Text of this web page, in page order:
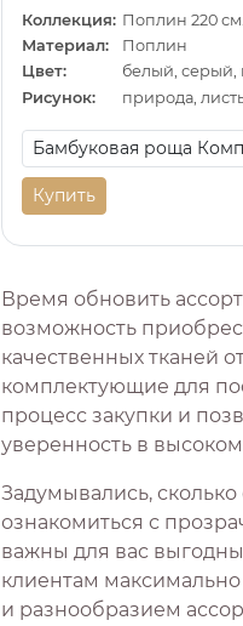
Коллекция: Поплин 220 см.
Материал:
Поплин
Цвет:
белый, серый,
Рисунок:
природа,
Купить
Время обновить
возможность
качественных тканей
комплектующие для
процесс закупки и
уверенность в
Задумывались,
ознакомиться с
важны для вас
клиентам
и разнообразием